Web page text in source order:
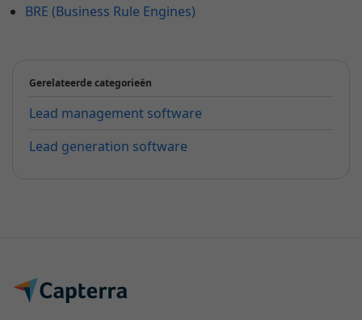
BRE (Business Rule Engines)
Gerelateerde categorieën
Lead management software
Lead generation software